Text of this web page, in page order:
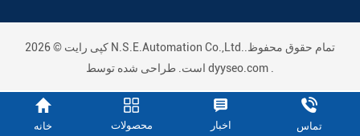
کپی رایت © 2026 N.S.E.Automation Co.,Ltd..تمام حقوق محفوظ
dyyseo.com
خانه محصولات اخبار تماس